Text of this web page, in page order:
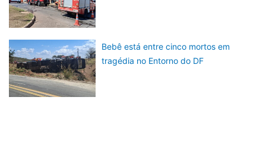
Bebê está entre cinco mortos em
tragédia no Entorno do DF